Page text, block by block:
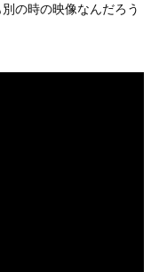
。それ以降の古いものは表
の時の映像なんだろう